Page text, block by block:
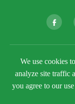

Droit d'auteur ©
droits réservés.
Plan du site
We use cookies
analyze site traffic
you agree to our